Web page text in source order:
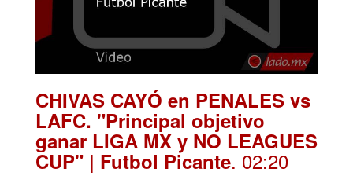
CHIVAS CAYÓ en PENALES vs
LAFC. "Principal objetivo
ganar LIGA MX y NO LEAGUES
CUP" | Futbol Picante. 02:20